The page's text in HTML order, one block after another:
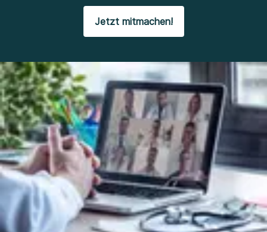
Jetzt mitmachen!